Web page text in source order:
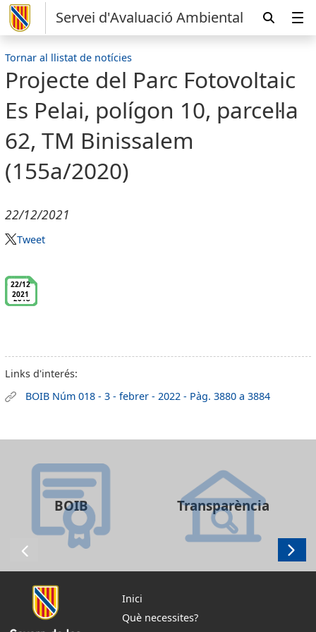
Servei d'Avaluació Ambiental
Tornar al llistat de notícies
Projecte del Parc Fotovoltaic
Es Pelai, polígon 10, parcel·la
62, TM Binissalem
(155a/2020)
22/12/2021
Tweet
Links d'interés:
BOIB Núm 018 - 3 - febrer - 2022 - Pàg. 3880 a 3884
BOIB Transparència
Inici
Què necessites?